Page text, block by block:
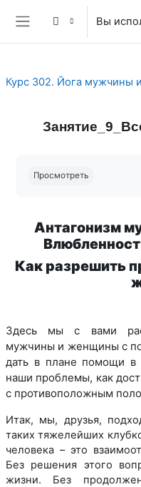
Перейти к основному
Боковая панель
Вы
Просмотреть
Антагонизм
Как разрешить
Здесь мы с вами
мужчины и женщины с
дать в плане помощи в
наши проблемы, как
с противоположным
Итак, мы, друзья,
таких тяжелейших
человека – это
Без решения этого
жизни. Без